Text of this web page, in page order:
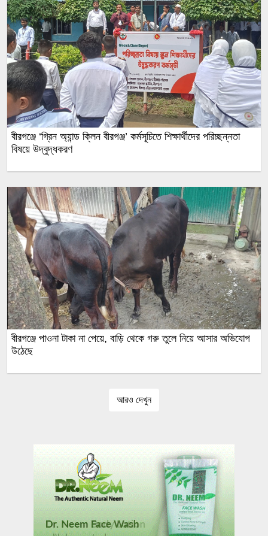
বীরগঞ্জে ‘গ্রিন অ্যান্ড ক্লিন বীরগঞ্জ’ কর্মসূচিতে শিক্ষার্থীদের পরিচ্ছন্নতা
বিষয়ে উদ্বুদ্ধকরণ
বীরগঞ্জে পাওনা টাকা না পেয়ে, বাড়ি থেকে গরু তুলে নিয়ে আসার অভিযোগ
উঠেছে
আরও দেখুন